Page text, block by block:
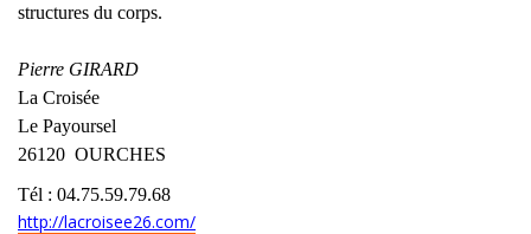
structures du corps.
Pierre GIRARD
La Croisée
Le Payoursel
26120 OURCHES
Tél : 04.75.59.79.68
http://lacroisee26.com/